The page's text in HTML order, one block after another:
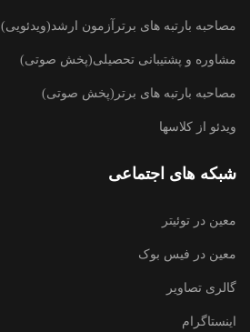
مصاحبه بارتبه های برترآزمون ارشد(ویدئویی)
مشاوره و پشتیبانی تحصیلی(پخش صوتی)
مصاحبه بارتبه های برتر(پخش صوتی)
ویدئو از کلاسها
شبکه های اجتماعی
معین در توئیتر
معین در فیس بوک
گالری تصاویر
اینستاگرام